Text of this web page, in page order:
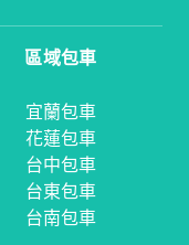
區域包車
宜蘭包車
花蓮包車
台中包車
台東包車
台南包車